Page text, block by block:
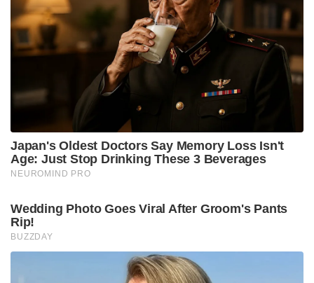
Japan's Oldest Doctors Say Memory Loss Isn't
Age: Just Stop Drinking These 3 Beverages
NEUROMIND PRO
Wedding Photo Goes Viral After Groom's Pants
Rip!
BUZZDAY